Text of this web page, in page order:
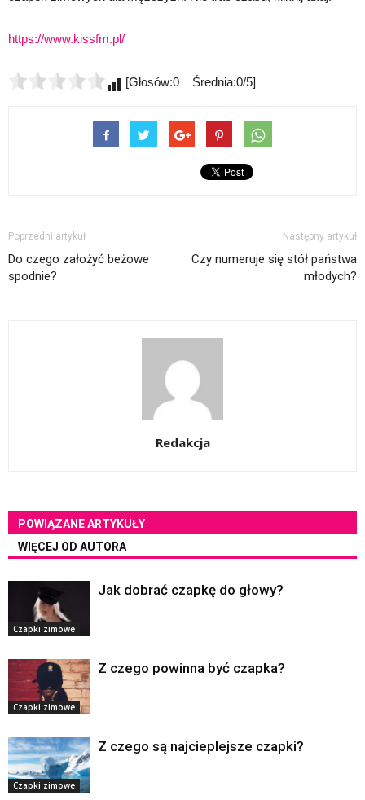
https://www.kissfm.pl/
[Głosów:0 Średnia:0/5]
Poprzedni artykuł
Do czego założyć beżowe
spodnie?
Następny artykuł
Czy numeruje się stół państwa
młodych?
Redakcja
POWIĄZANE ARTYKUŁY
WIĘCEJ OD AUTORA
Czapki zimowe
Jak dobrać czapkę do głowy?
Czapki zimowe
Z czego powinna być czapka?
Czapki zimowe
Z czego są najcieplejsze czapki?